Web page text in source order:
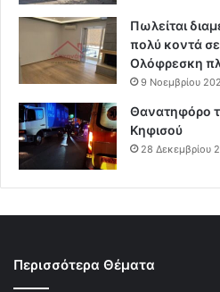
Πωλείται
πολύ κοντά
Ολόφρεσκη
9 Νοεμβρίου
Θανατηφόρο
Κηφισού
28 Δεκεμβρίου
Περισσότερα Θέματα